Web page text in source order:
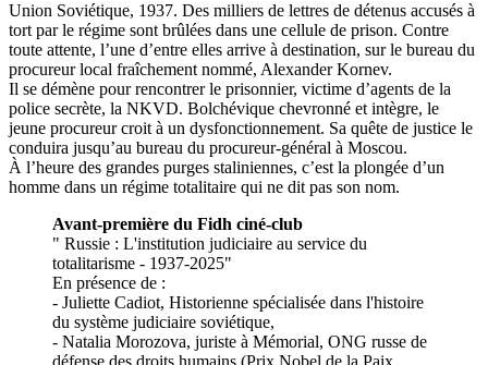
Union Soviétique, 1937. Des milliers de lettres de détenus accusés à
tort par le régime sont brûlées dans une cellule de prison. Contre
toute attente, l’une d’entre elles arrive à destination, sur le bureau du
procureur local fraîchement nommé, Alexander Kornev.
Il se démène pour rencontrer le prisonnier, victime d’agents de la
police secrète, la NKVD. Bolchévique chevronné et intègre, le
jeune procureur croit à un dysfonctionnement. Sa quête de justice le
conduira jusqu’au bureau du procureur-général à Moscou.
À l’heure des grandes purges staliniennes, c’est la plongée d’un
homme dans un régime totalitaire qui ne dit pas son nom.
Avant-première du Fidh ciné-club
" Russie : L'institution judiciaire au service du
totalitarisme - 1937-2025"
En présence de :
- Juliette Cadiot, Historienne spécialisée dans l'histoire
du système judiciaire soviétique,
- Natalia Morozova, juriste à Mémorial, ONG russe de